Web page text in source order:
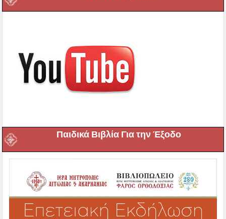
Παιδικά Βιβλία Για την Έξοδο